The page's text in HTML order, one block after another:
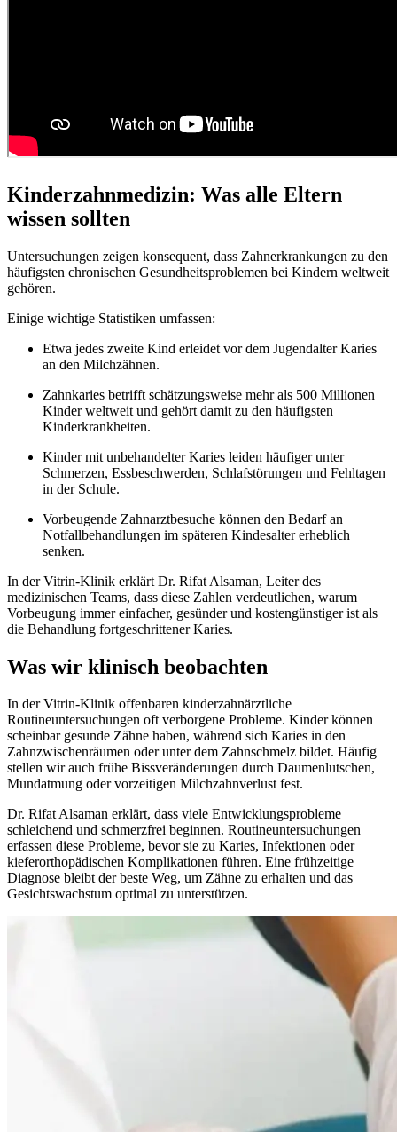
Kinderzahnmedizin: Was alle Eltern
wissen sollten
Untersuchungen zeigen konsequent, dass Zahnerkrankungen zu den
häufigsten chronischen Gesundheitsproblemen bei Kindern weltweit
gehören.
Einige wichtige Statistiken umfassen:
Etwa jedes zweite Kind erleidet vor dem Jugendalter Karies
an den Milchzähnen.
Zahnkaries betrifft schätzungsweise mehr als 500 Millionen
Kinder weltweit und gehört damit zu den häufigsten
Kinderkrankheiten.
Kinder mit unbehandelter Karies leiden häufiger unter
Schmerzen, Essbeschwerden, Schlafstörungen und Fehltagen
in der Schule.
Vorbeugende Zahnarztbesuche können den Bedarf an
Notfallbehandlungen im späteren Kindesalter erheblich
senken.
In der Vitrin-Klinik erklärt Dr. Rifat Alsaman, Leiter des
medizinischen Teams, dass diese Zahlen verdeutlichen, warum
Vorbeugung immer einfacher, gesünder und kostengünstiger ist als
die Behandlung fortgeschrittener Karies.
Was wir klinisch beobachten
In der Vitrin-Klinik offenbaren kinderzahnärztliche
Routineuntersuchungen oft verborgene Probleme. Kinder können
scheinbar gesunde Zähne haben, während sich Karies in den
Zahnzwischenräumen oder unter dem Zahnschmelz bildet. Häufig
stellen wir auch frühe Bissveränderungen durch Daumenlutschen,
Mundatmung oder vorzeitigen Milchzahnverlust fest.
Dr. Rifat Alsaman erklärt, dass viele Entwicklungsprobleme
schleichend und schmerzfrei beginnen. Routineuntersuchungen
erfassen diese Probleme, bevor sie zu Karies, Infektionen oder
kieferorthopädischen Komplikationen führen. Eine frühzeitige
Diagnose bleibt der beste Weg, um Zähne zu erhalten und das
Gesichtswachstum optimal zu unterstützen.